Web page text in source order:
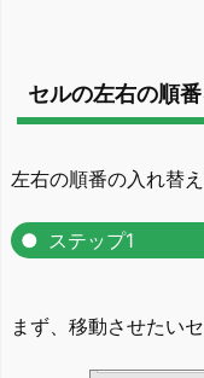
セルの左右の順
左右の順番の入れ替
ステップ1
まず、移動させたい